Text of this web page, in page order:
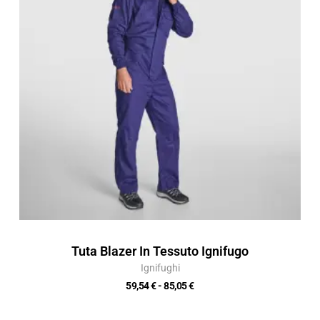
Tuta Blazer In Tessuto Ignifugo
Ignifughi
59,54€- 85,05€
a
85,05 €